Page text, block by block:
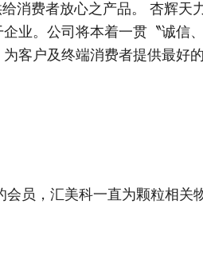
消费者放心之产品。 杏辉天
业。公司将本着一贯〝诚信
客户及终端消费者提供最好
员，汇美科一直为颗粒相关